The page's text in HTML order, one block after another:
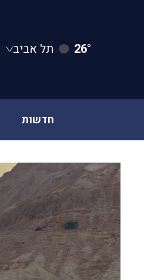
26° תל אביב
חדשות
content